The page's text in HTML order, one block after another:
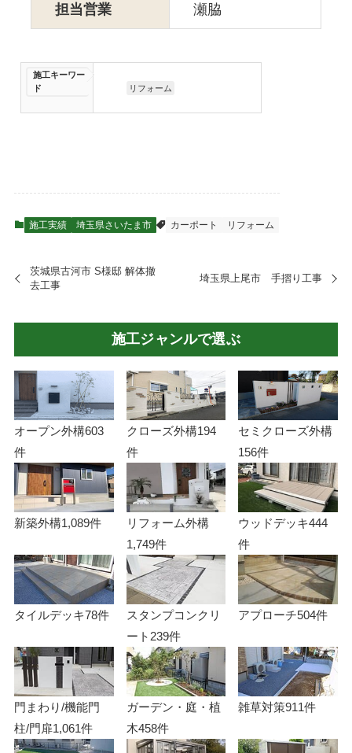
担当営業 瀬脇
施工キーワー
ド
リフォーム
施工実績 埼玉県さいたま市 カーポート リフォーム
茨城県古河市 S様邸 解体撤
去工事
埼玉県上尾市 手摺り工事
施工ジャンルで選ぶ
オープン外構603
件
クローズ外構194
件
セミクローズ外構
156件
新築外構1,089件
リフォーム外構
1,749件
ウッドデッキ444
件
タイルデッキ78件
スタンプコンクリ
ート 239件
アプローチ504件
門まわり/機能門
柱/門扉1,061件
ガーデン・庭・植
木458件
雑草対策911件